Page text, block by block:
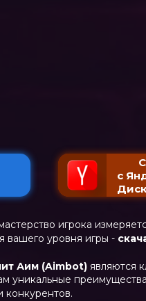
с
игрока
уровня игры -
Аим (Aimbot) являются
уникальные
конкурентов.